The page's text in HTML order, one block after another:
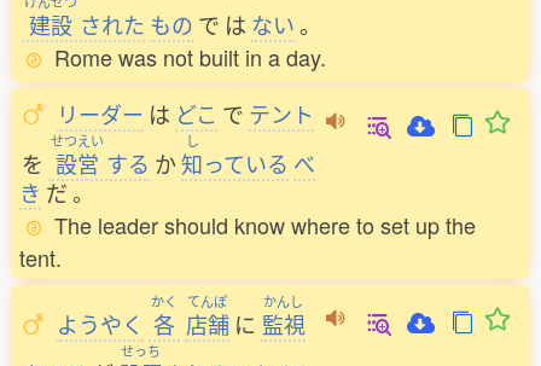
建設 された もの で は ない。
Rome was not built in a day.
リーダー は どこ で テント
を
せつえい
設営 する か
し
知っている べ
き だ。
The leader should know where to set up the
tent.
ようやく
かく
各
てんぽ
店舗 に
かんし
監視
せっち